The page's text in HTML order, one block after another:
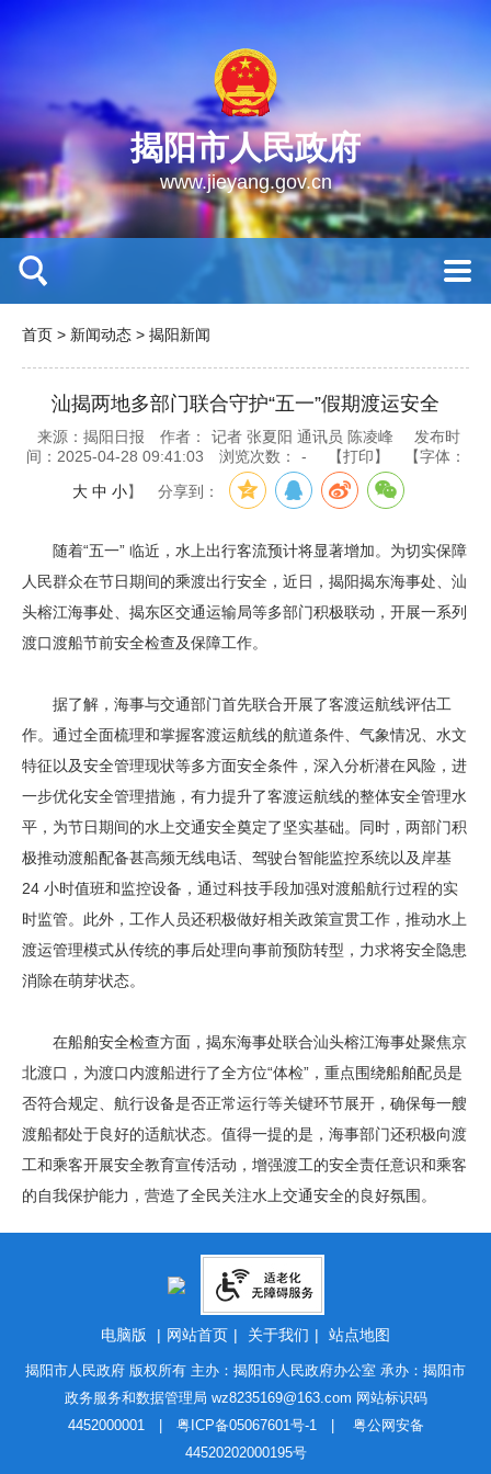
揭阳市人民政府
www.jieyang.gov.cn
首页 > 新闻动态 > 揭阳新闻
汕揭两地多部门联合守护“五一”假期渡运安全
来源：揭阳日报 作者： 记者 张夏阳 通讯员 陈凌峰
发布时
间：2025-04-28 09:41:03
浏览次数： - 【打印】 【字体：
大 中 小】 分享到：
随着“五一” 临近，水上出行客流预计将显著增加。为切实保障
人民群众在节日期间的乘渡出行安全，近日，揭阳揭东海事处、汕
头榕江海事处、揭东区交通运输局等多部门积极联动，开展一系列
渡口渡船节前安全检查及保障工作。
据了解，海事与交通部门首先联合开展了客渡运航线评估工
作。通过全面梳理和掌握客渡运航线的航道条件、气象情况、水文
特征以及安全管理现状等多方面安全条件，深入分析潜在风险，进
一步优化安全管理措施，有力提升了客渡运航线的整体安全管理水
平，为节日期间的水上交通安全奠定了坚实基础。同时，两部门积
极推动渡船配备甚高频无线电话、驾驶台智能监控系统以及岸基
24 小时值班和监控设备，通过科技手段加强对渡船航行过程的实
时监管。此外，工作人员还积极做好相关政策宣贯工作，推动水上
渡运管理模式从传统的事后处理向事前预防转型，力求将安全隐患
消除在萌芽状态。
在船舶安全检查方面，揭东海事处联合汕头榕江海事处聚焦京
北渡口，为渡口内渡船进行了全方位“体检”，重点围绕船舶配员是
否符合规定、航行设备是否正常运行等关键环节展开，确保每一艘
渡船都处于良好的适航状态。值得一提的是，海事部门还积极向渡
工和乘客开展安全教育宣传活动，增强渡工的安全责任意识和乘客
的自我保护能力，营造了全民关注水上交通安全的良好氛围。
电脑版 | 网站首页 | 关于我们 | 站点地图
揭阳市人民政府 版权所有 主办：揭阳市人民政府办公室 承办：揭阳市
政务服务和数据管理局 wz8235169@163.com 网站标识码
4452000001 | 粤ICP备05067601号-1| 粤公网安备
44520202000195号